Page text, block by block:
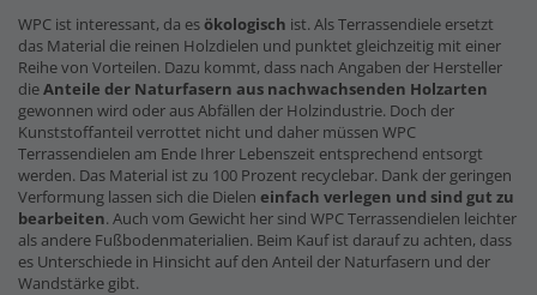
WPC ist interessant, da esökologisch ist. Als Terrassendiele ersetzt
das Material die reinen Holzdielen und punktet gleichzeitig mit einer
Reihe von Vorteilen. Dazu kommt, dass nach Angaben der Hersteller
dieAnteile der Naturfasern aus nachwachsenden Holzarten
gewonnen wird oder aus Abfällen der Holzindustrie. Doch der
Kunststoffanteil verrottet nicht und daher müssen WPC
Terrassendielen am Ende Ihrer Lebenszeit entsprechend entsorgt
werden. Das Material ist zu 100 Prozent recyclebar. Dank der geringen
Verformung lassen sich die Dielen einfach verlegen und sind gut zu
bearbeiten. Auch vom Gewicht her sind WPC Terrassendielen leichter
als andere Fußbodenmaterialien. Beim Kauf ist darauf zu achten, dass
es Unterschiede in Hinsicht auf den Anteil der Naturfasern und der
Wandstärke gibt.